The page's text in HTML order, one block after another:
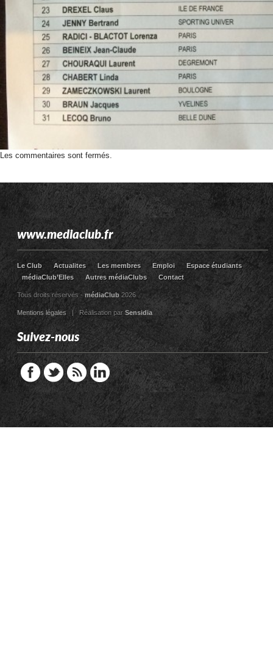
Les commentaires sont fermés.
www.mediaclub.fr
Le Club Actualites Les membres Emploi
Espace étudiants
médiaClub’Elles
Autres médiaClubs Contact
Tous droits réservés - médiaClub2026
Mentions légales| Réalisation par Sensidia
Suivez-nous